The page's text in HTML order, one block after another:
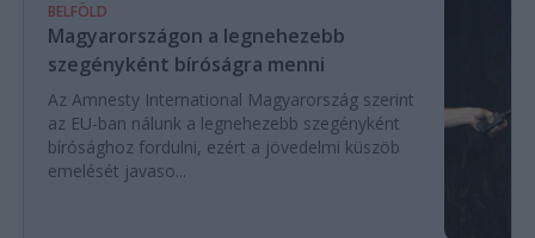
BELFÖLD
Magyarországon a legnehezebb
szegényként bíróságra menni
Az Amnesty International Magyarország szerint
az EU-ban nálunk a legnehezebb szegényként
bírósághoz fordulni, ezért a jövedelmi küszöb
emelését javaso...